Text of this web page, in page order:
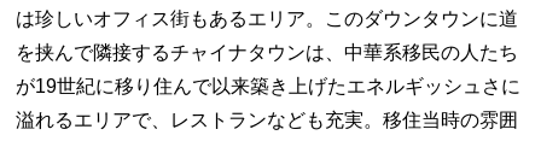
は珍しいオフィス街もあるエリア。このダウンタウンに道
を挟んで隣接するチャイナタウンは、中華系移民の人たち
が19世紀に移り住んで以来築き上げたエネルギッシュさに
溢れるエリアで、レストランなども充実。移住当時の雰囲